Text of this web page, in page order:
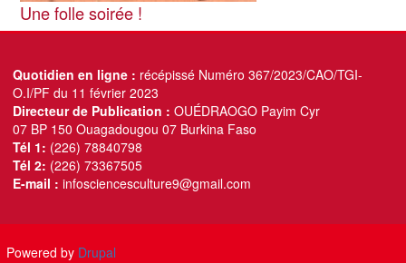
Une folle soirée !
Quotidien en ligne : récépissé Numéro 367/2023/CAO/TGI-
O.I/PF du 11 février 2023
Directeur de Publication : OUÉDRAOGO Payim Cyr
07 BP 150 Ouagadougou 07 Burkina Faso
Tél 1: (226) 78840798
Tél 2: (226) 73367505
E-mail : infosciencesculture9@gmail.com
Powered by Drupal